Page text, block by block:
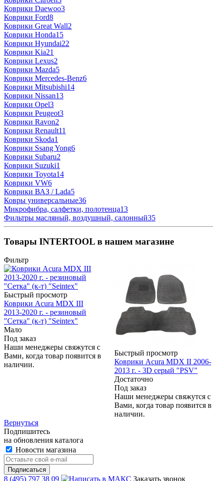
Коврики Daewoo3
Коврики Ford8
Коврики Great Wall2
Коврики Honda15
Коврики Hyundai22
Коврики Kia21
Коврики Lexus2
Коврики Mazda5
Коврики Mercedes-Benz6
Коврики Mitsubishi14
Коврики Nissan13
Коврики Opel3
Коврики Peugeot3
Коврики Ravon2
Коврики Renault11
Коврики Skoda1
Коврики Ssang Yong6
Коврики Subaru2
Коврики Suzuki1
Коврики Toyota14
Коврики VW6
Коврики ВАЗ / Lada5
Ковры универсальные36
Микрофибра, салфетки, полотенца13
Фильтры масляный, воздушный, салонный35
Товары INTERTOOL в нашем магазине
Фильтр
Быстрый просмотр
Коврики Acura MDX III
2013-2020 г. - резиновый
"Сетка" (к-т) "Seintex"
Мало
Под заказ
Наши менеджеры свяжутся с
Вами, когда товар появится в
наличии.
Быстрый просмотр
Коврики Acura MDX II 2006-
2013 г. - 3D серый "PSV"
Достаточно
Под заказ
Наши менеджеры свяжутся с
Вами, когда товар появится в
наличии.
Вернуться
Подпишитесь
на обновления каталога
Новости магазина
8 (495) 797 38 09 Заказать звонок